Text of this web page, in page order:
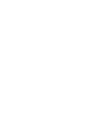
ション
トフォームを見る
プ
う
る